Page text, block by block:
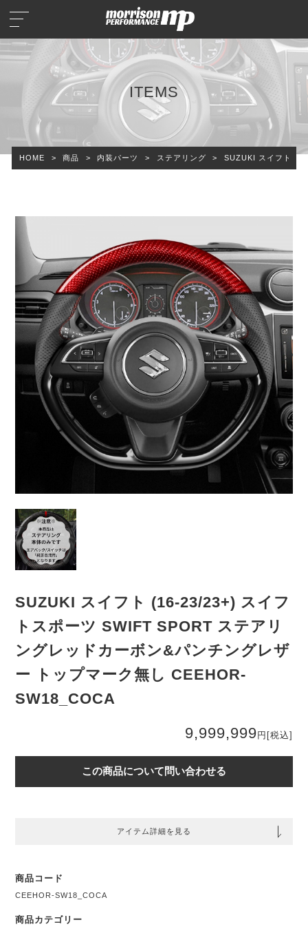
ITEMS
HOME > 商品 > 内装パーツ > ステアリング > SUZUKI スイフト
SUZUKI スイフト (16-23/23+) スイフ
トスポーツ SWIFT SPORT ステアリ
ングレッドカーボン&パンチングレザ
ー トップマーク無し CEEHOR-
SW18_COCA
9,999,999 円 [税込]
この商品について問い合わせる
アイテム詳細を見る
商品コード
CEEHOR-SW18_COCA
商品カテゴリー